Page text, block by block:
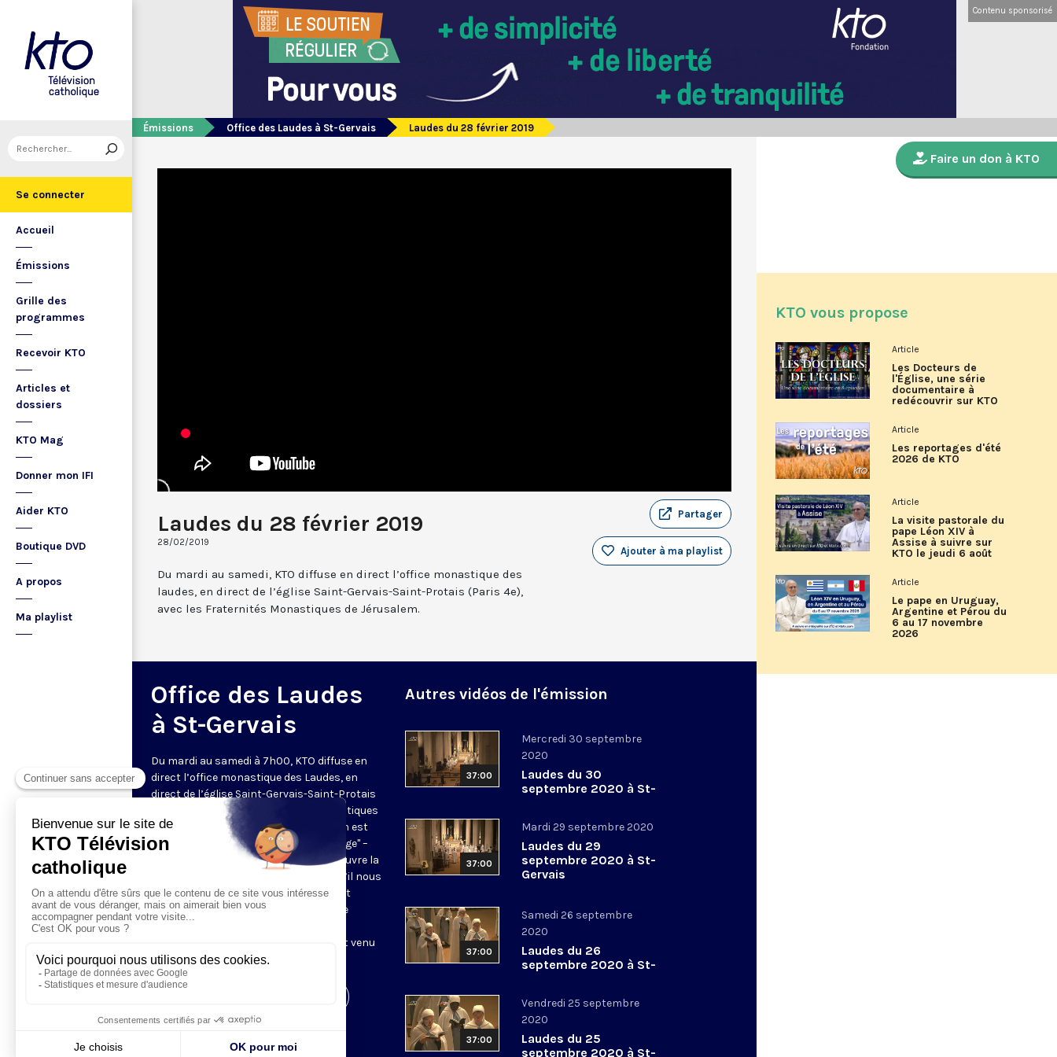
Se connecter
Accueil
Émissions
Grille des
programmes
Recevoir KTO
Articles et
dossiers
KTO Mag
Donner mon IFI
Aider KTO
Boutique DVD
A propos
Ma playlist
Contenu sponsorisé
Émissions Office des Laudes à St-Gervais Laudes du 28 février 2019
Laudes du 28 février 2019
28/02/2019
Partager
Ajouter à ma playlist
Du mardi au samedi, KTO diffuse en direct l’office monastique des
laudes, en direct de l’église Saint-Gervais-Saint-Protais (Paris 4e),
avec les Fraternités Monastiques de Jérusalem.
Office des Laudes
à St-Gervais
Du mardi au samedi à 7h00, KTO diffuse en
direct l’office monastique des Laudes, en
direct de l’église Saint-Gervais-Saint-Protais
(Paris IVe), avec les Fraternités Monastiques
de Jérusalem. Les Laudes – dont le nom est
dérivé du terme latin qui signifie "louange" –
sont d’abord la prière de louange qui ouvre la
journée pour remercier Dieu du don qu’il nous
fait de ce jour nouveau, et le placer tout
entier sous son regard. Mais son heure
Résurrection du Seigneur, "soleil levant venu
nous visiter" (Lc 1,28).
Autres vidéos de l'émission
37:00
Mercredi 30 septembre
2020
Laudes du 30
septembre 2020 à St-
37:00
Mardi 29 septembre 2020
Laudes du 29
septembre 2020 à St-
Gervais
37:00
Samedi 26 septembre
2020
Laudes du 26
septembre 2020 à St-
37:00
Vendredi 25 septembre
2020
Laudes du 25
septembre 2020 à St-
Faire un don à KTO
KTO vous propose
Article
Les Docteurs de
l'Église, une série
documentaire à
redécouvrir sur KTO
Article
Les reportages d'été
2026 de KTO
Article
La visite pastorale du
pape Léon XIV à
Assise à suivre sur
KTO le jeudi 6 août
Article
Le pape en Uruguay,
Argentine et Pérou du
6 au 17 novembre
2026